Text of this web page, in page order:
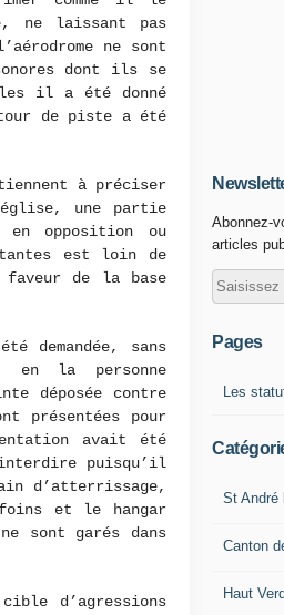
ne laissant pas
ne sont
dont ils se
il a été donné
de piste a été
à préciser
une partie
opposition ou
est loin de
de la base
demandée, sans
en la personne
déposée contre
présentées pour
avait été
puisqu’il
d’atterrissage,
et le hangar
sont garés dans
d’agressions
Abonnez-
articles
Pages
Les
St André
Canton
Haut